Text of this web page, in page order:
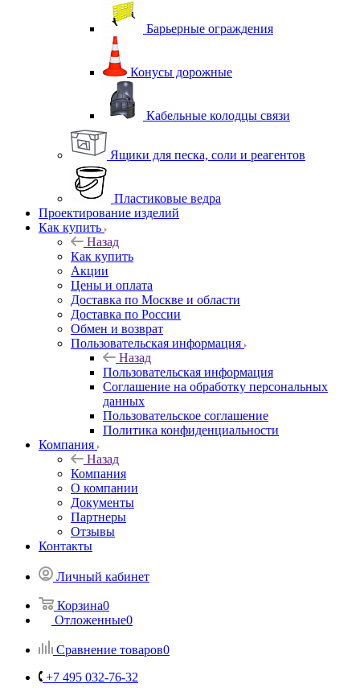
Барьерные ограждения
Конусы дорожные
Кабельные колодцы связи
Ящики для песка, соли и реагентов
Пластиковые ведра
Проектирование изделий
Как купить
Назад
Как купить
Акции
Цены и оплата
Доставка по Москве и области
Доставка по России
Обмен и возврат
Пользовательская информация
Назад
Пользовательская информация
Соглашение на обработку персональных
данных
Пользовательское соглашение
Политика конфиденциальности
Компания
Назад
Компания
О компании
Документы
Партнеры
Отзывы
Контакты
Личный кабинет
Корзина0
Отложенные0
Сравнение товаров0
+7 495 032-76-32